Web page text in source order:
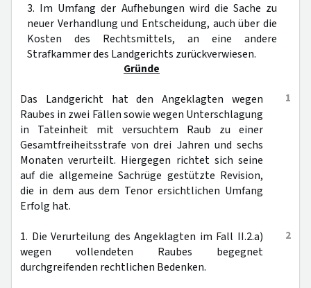
3. Im Umfang der Aufhebungen wird die Sache zu
neuer Verhandlung und Entscheidung, auch über die
Kosten des Rechtsmittels, an eine andere
Strafkammer des Landgerichts zurückverwiesen.
Gründe
1
Das Landgericht hat den Angeklagten wegen
Raubes in zwei Fällen sowie wegen Unterschlagung
in Tateinheit mit versuchtem Raub zu einer
Gesamtfreiheitsstrafe von drei Jahren und sechs
Monaten verurteilt. Hiergegen richtet sich seine
auf die allgemeine Sachrüge gestützte Revision,
die in dem aus dem Tenor ersichtlichen Umfang
Erfolg hat.
2
1. Die Verurteilung des Angeklagten im Fall II.2.a)
wegen vollendeten Raubes begegnet
durchgreifenden rechtlichen Bedenken.